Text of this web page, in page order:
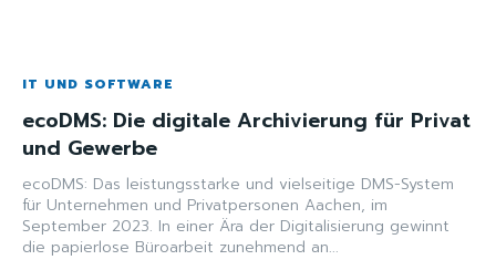
IT UND SOFTWARE
ecoDMS: Die digitale Archivierung für Privat
und Gewerbe
ecoDMS: Das leistungsstarke und vielseitige DMS-System
für Unternehmen und Privatpersonen Aachen, im
September 2023. In einer Ära der Digitalisierung gewinnt
die papierlose Büroarbeit zunehmend an...